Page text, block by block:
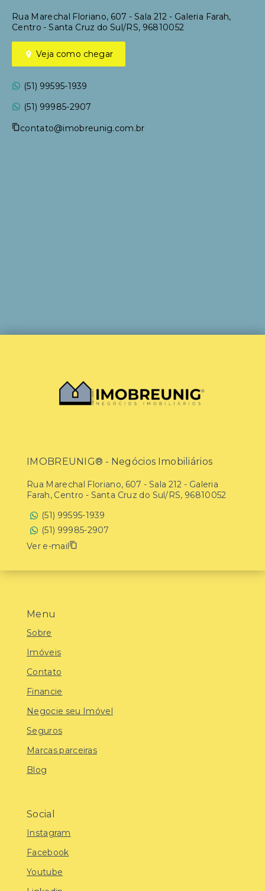
Rua Marechal Floriano, 607 - Sala 212 - Galeria Farah,
Centro - Santa Cruz do Sul/RS, 96810052
Veja como chegar
(51) 99595-1939
(51) 99985-2907
contato@imobreunig.com.br
Menu
Sobre
Imóveis
Contato
Financie
Negocie seu Imóvel
Seguros
Marcas parceiras
Blog
Social
Instagram
Facebook
Youtube
IMOBREUNIG® - Negócios Imobiliários
Rua Marechal Floriano, 607 - Sala 212 - Galeria
Farah, Centro - Santa Cruz do Sul/RS, 96810052
(51) 99595-1939
(51) 99985-2907
Ver e-mail